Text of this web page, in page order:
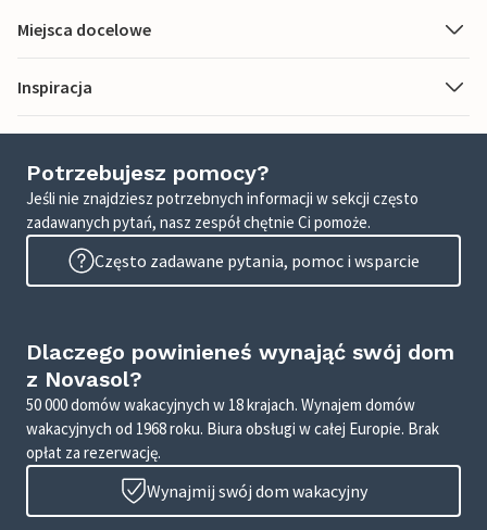
Miejsca docelowe
Inspiracja
Potrzebujesz pomocy?
Jeśli nie znajdziesz potrzebnych informacji w sekcji często
zadawanych pytań, nasz zespół chętnie Ci pomoże.
Często zadawane pytania, pomoc i wsparcie
Dlaczego powinieneś wynająć swój dom
z Novasol?
50 000 domów wakacyjnych w 18 krajach. Wynajem domów
wakacyjnych od 1968 roku. Biura obsługi w całej Europie. Brak
opłat za rezerwację.
Wynajmij swój dom wakacyjny